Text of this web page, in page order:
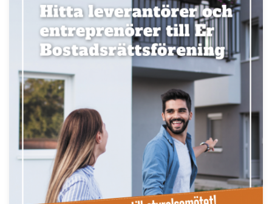
LÄS BRF-MAPPEN >>
Nyhetsbrev
Håll dig uppdaterad med de senasteBRF-nyheterna
PRENUMERERA